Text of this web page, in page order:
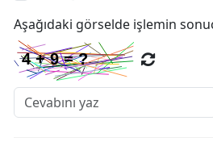
Aşağıdaki görselde işlemin